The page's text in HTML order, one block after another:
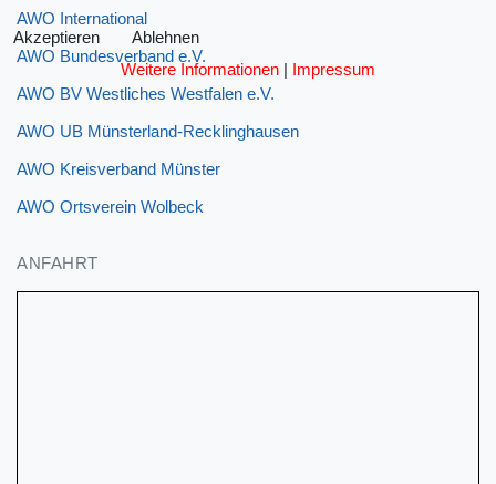
AWO International
AWO Bundesverband e.V.
AWO BV Westliches Westfalen e.V.
AWO UB Münsterland-Recklinghausen
AWO Kreisverband Münster
AWO Ortsverein Wolbeck
ANFAHRT
Akzeptieren
Ablehnen
Weitere Informationen | Impressum